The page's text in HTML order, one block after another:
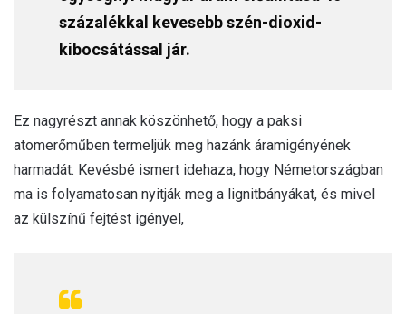
százalékkal kevesebb szén-dioxid-
kibocsátással jár.
Ez nagyrészt annak köszönhető, hogy a paksi
atomerőműben termeljük meg hazánk áramigényének
harmadát. Kevésbé ismert idehaza, hogy Németországban
ma is folyamatosan nyitják meg a lignitbányákat, és mivel
az külszínű fejtést igényel,